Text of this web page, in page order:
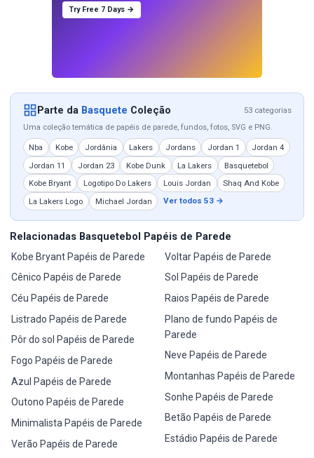
Try Free 7 Days →
Parte da Basquete Coleção
53 categorias
Uma coleção temática de papéis de parede, fundos, fotos, SVG e PNG.
Nba Kobe Jordânia Lakers Jordans Jordan 1
Jordan 4
Jordan 11
Jordan 23 Kobe Dunk La Lakers
Basquetebol
Kobe Bryant
Logotipo Do Lakers Louis Jordan
Shaq And Kobe
La Lakers Logo
Michael Jordan Ver todos 53 →
Relacionadas Basquetebol Papéis de Parede
Kobe Bryant Papéis de Parede
Cênico Papéis de Parede
Céu Papéis de Parede
Listrado Papéis de Parede
Pôr do sol Papéis de Parede
Fogo Papéis de Parede
Azul Papéis de Parede
Outono Papéis de Parede
Minimalista Papéis de Parede
Verão Papéis de Parede
Voltar Papéis de Parede
Sol Papéis de Parede
Raios Papéis de Parede
Plano de fundo Papéis de
Parede
Neve Papéis de Parede
Montanhas Papéis de Parede
Sonhe Papéis de Parede
Betão Papéis de Parede
Estádio Papéis de Parede